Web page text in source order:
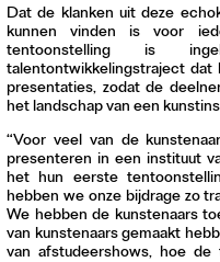
Dat de klanken uit deze
kunnen vinden is voor
tentoonstelling is
talentontwikkelingstraject dat
presentaties, zodat de
het landschap van een
“Voor veel van de
presenteren in een instituut
het hun eerste
hebben we onze bijdrage zo
We hebben de kunstenaars
van kunstenaars gemaakt
van afstudeershows, hoe